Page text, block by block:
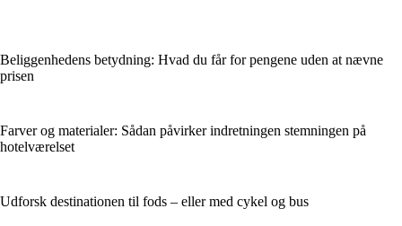
Beliggenhedens betydning: Hvad du får for pengene uden at nævne
prisen
Farver og materialer: Sådan påvirker indretningen stemningen på
hotelværelset
Udforsk destinationen til fods – eller med cykel og bus